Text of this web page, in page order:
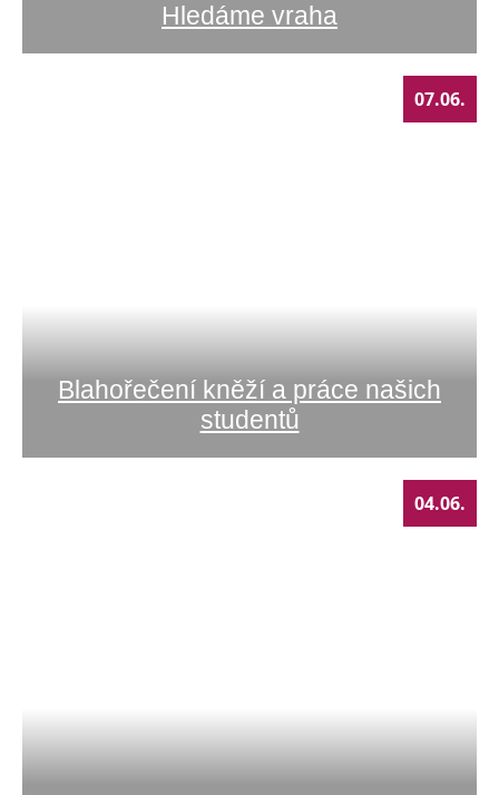
Hledáme vraha
Blahořečení kněží a práce našich
studentů
07.06.
04.06.